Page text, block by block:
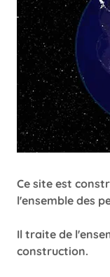
Ce site est
l'ensemble des
Il traite de
construction.